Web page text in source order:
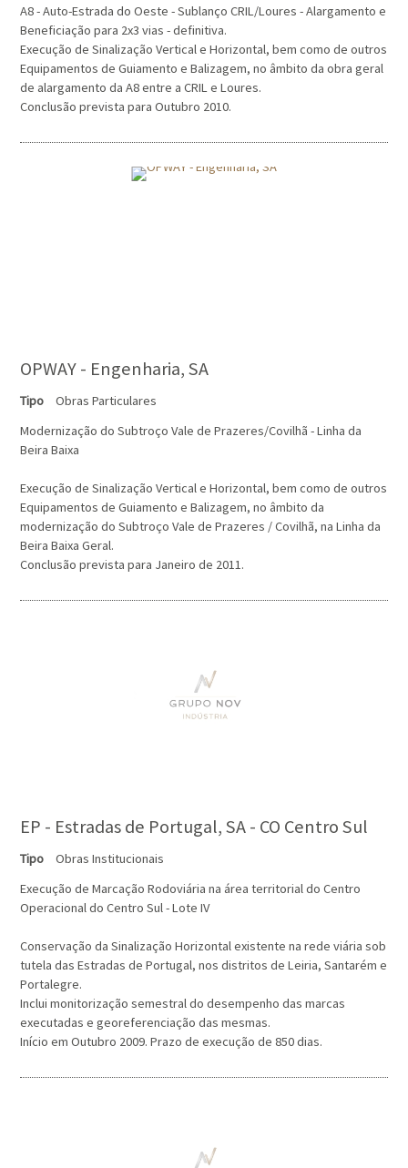
A8 - Auto-Estrada do Oeste - Sublanço CRIL/Loures - Alargamento e
Beneficiação para 2x3 vias - definitiva.
Execução de Sinalização Vertical e Horizontal, bem como de outros
Equipamentos de Guiamento e Balizagem, no âmbito da obra geral
de alargamento da A8 entre a CRIL e Loures.
Conclusão prevista para Outubro 2010.
OPWAY - Engenharia, SA
Tipo
Obras Particulares
Modernização do Subtroço Vale de Prazeres/Covilhã - Linha da
Beira Baixa
Execução de Sinalização Vertical e Horizontal, bem como de outros
Equipamentos de Guiamento e Balizagem, no âmbito da
modernização do Subtroço Vale de Prazeres / Covilhã, na Linha da
Beira Baixa Geral.
Conclusão prevista para Janeiro de 2011.
EP - Estradas de Portugal, SA - CO Centro Sul
Tipo
Obras Institucionais
Execução de Marcação Rodoviária na área territorial do Centro
Operacional do Centro Sul - Lote IV
Conservação da Sinalização Horizontal existente na rede viária sob
tutela das Estradas de Portugal, nos distritos de Leiria, Santarém e
Portalegre.
Inclui monitorização semestral do desempenho das marcas
executadas e georeferenciação das mesmas.
Início em Outubro 2009. Prazo de execução de 850 dias.